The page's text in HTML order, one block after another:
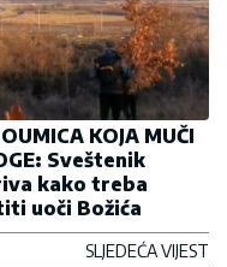
KOJA MUČI
Sveštenik
kako treba
uoči Božića
SLJEDEĆA VIJEST